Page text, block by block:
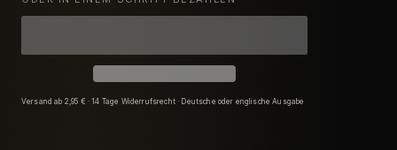
Versand ab 2,95 € · 14 Tage Widerrufsrecht · Deutsche oder englische Ausgabe